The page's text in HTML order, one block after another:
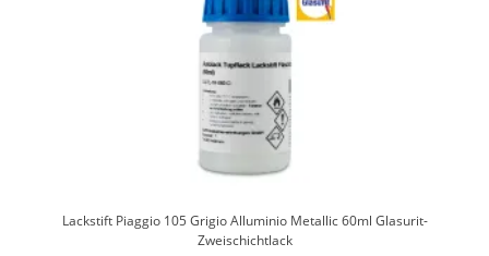
Lackstift Piaggio 105 Grigio Alluminio Metallic 60ml Glasurit-
Zweischichtlack